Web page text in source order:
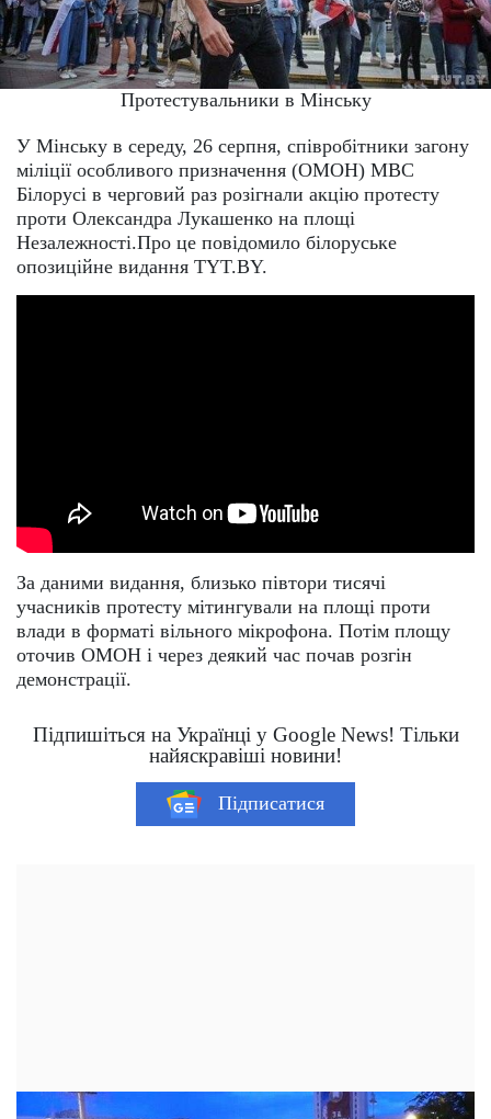
Протестувальники в Мінську
У Мінську в середу, 26 серпня, співробітники загону
міліції особливого призначення (ОМОН) МВС
Білорусі в черговий раз розігнали акцію протесту
проти Олександра Лукашенко на площі
Незалежності.Про це повідомило білоруське
опозиційне видання TYT.BY.
За даними видання, близько півтори тисячі
учасників протесту мітингували на площі проти
влади в форматі вільного мікрофона. Потім площу
оточив ОМОН і через деякий час почав розгін
демонстрації.
Підпишіться на Українці у Google News! Тільки
найяскравіші новини!
Підписатися